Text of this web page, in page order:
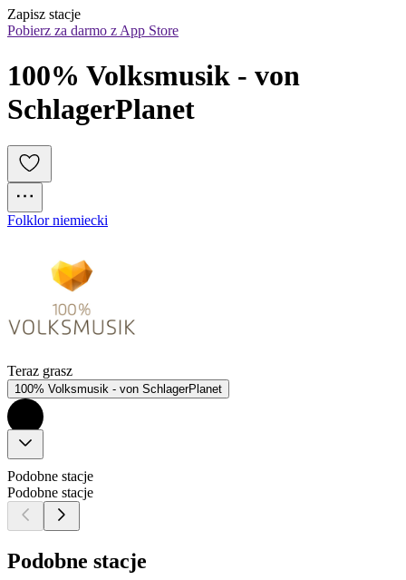
Zapisz stacje
Pobierz za darmo z App Store
100% Volksmusik - von
SchlagerPlanet
Folklor niemiecki
Teraz grasz
100% Volksmusik - von SchlagerPlanet
Podobne stacje
Podobne stacje
Podobne stacje